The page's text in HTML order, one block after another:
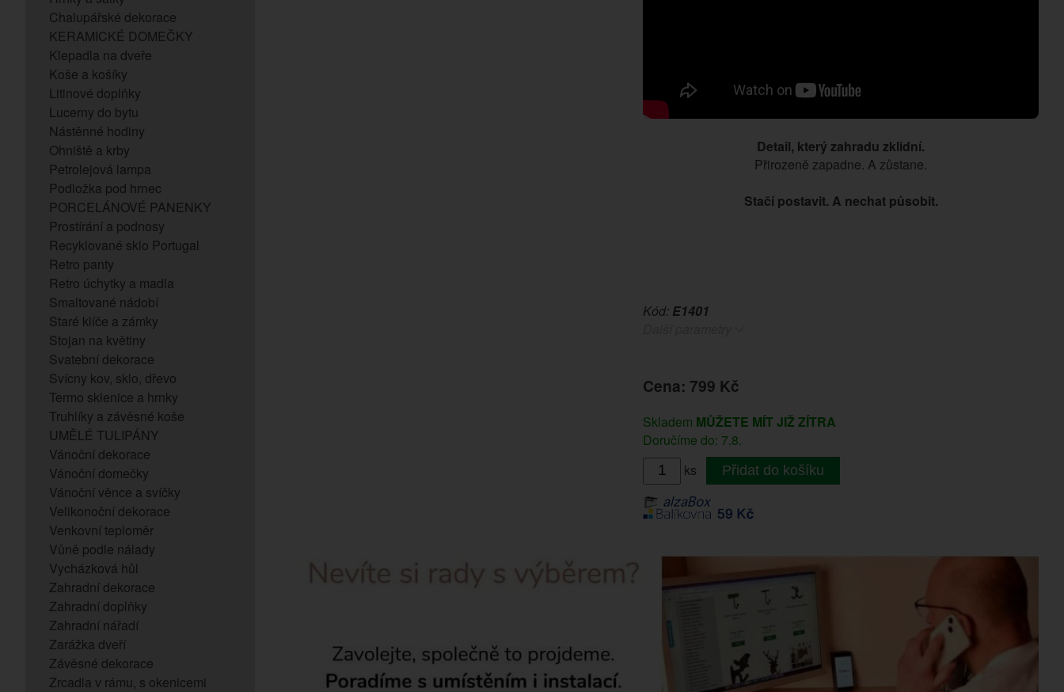
Chalupářské dekorace
KERAMICKÉ DOMEČKY
Klepadla na dveře
Koše a košíky
Litinové doplňky
Lucerny do bytu
Nástěnné hodiny
Ohniště a krby
Petrolejová lampa
Podložka pod hrnec
PORCELÁNOVÉ PANENKY
Prostírání a podnosy
Recyklované sklo Portugal
Retro panty
Retro úchytky a madla
Smaltované nádobí
Staré klíče a zámky
Stojan na květiny
Svatební dekorace
Svícny kov, sklo, dřevo
Termo sklenice a hrnky
Truhlíky a závěsné koše
UMĚLÉ TULIPÁNY
Vánoční dekorace
Vánoční domečky
Vánoční věnce a svíčky
Velikonoční dekorace
Venkovní teploměr
Vůně podle nálady
Vycházková hůl
Zahradní dekorace
Zahradní doplňky
Zahradní nářadí
Zarážka dveří
Závěsné dekorace
Zrcadla v rámu, s okenicemi
Detail, který zahradu zklidní.
Přirozeně zapadne. A zůstane.
Stačí postavit. A nechat působit.
Kód: E1401
Cena: 799 Kč
Skladem MŮŽETE MÍT JIŽ ZÍTRA
Doručíme do: 7.8.
ks
Přidat do košíku